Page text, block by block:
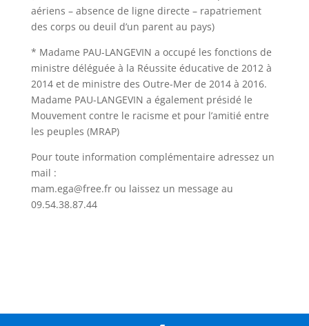
aériens – absence de ligne directe – rapatriement
des corps ou deuil d’un parent au pays)
* Madame PAU-LANGEVIN a occupé les fonctions de
ministre déléguée à la Réussite éducative de 2012 à
2014 et de ministre des Outre-Mer de 2014 à 2016.
Madame PAU-LANGEVIN a également présidé le
Mouvement contre le racisme et pour l’amitié entre
les peuples (MRAP)
Pour toute information complémentaire adressez un
mail :
mam.ega@free.fr ou laissez un message au
09.54.38.87.44